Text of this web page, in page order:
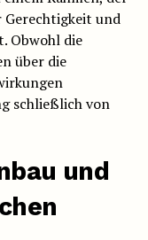
und
Obwohl die
über die
schließlich von
und